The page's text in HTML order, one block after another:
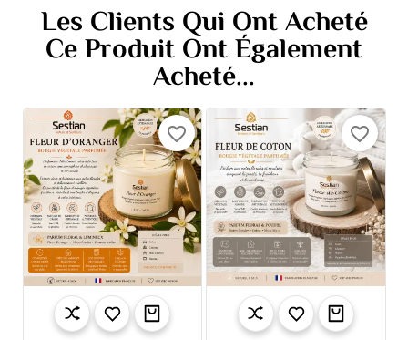
Les Clients Qui Ont Acheté
Ce Produit Ont Également
Acheté...
favorite_border favorite_border